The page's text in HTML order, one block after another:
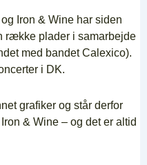
Iron & Wine har siden
række plader i samarbejde
med bandet Calexico).
i DK.
grafiker og står derfor
& Wine – og det er altid